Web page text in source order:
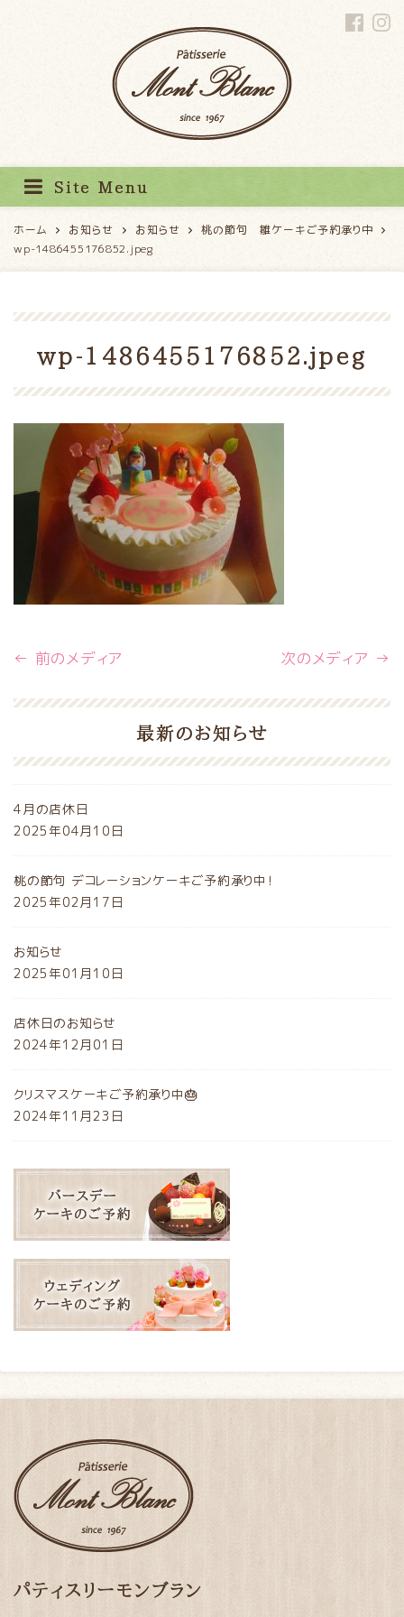
Site Menu
ホーム お知らせ お知らせ
桃の節句 雛ケーキご予約承り中
wp-1486455176852.jpeg
wp-1486455176852.jpeg
← 前のメディア 次のメディア →
最新のお知らせ
4月の店休日
2025年04月10日
桃の節句 デコレーションケーキご予約承り中！
2025年02月17日
お知らせ
2025年01月10日
店休日のお知らせ
2024年12月01日
クリスマスケーキご予約承り中🎂
2024年11月23日
パティスリーモンブラン